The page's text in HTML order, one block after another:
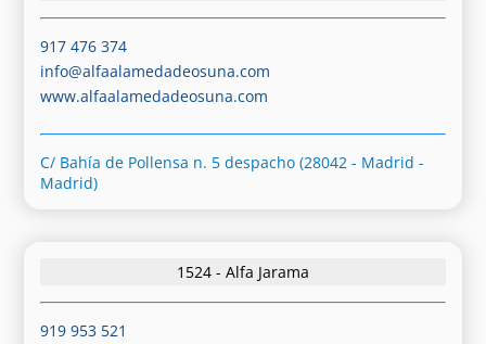
917 476 374
info@alfaalamedadeosuna.com
www.alfaalamedadeosuna.com
C/ Bahía de Pollensa n. 5 despacho (28042 - Madrid -
Madrid)
1524 - Alfa Jarama
919 953 521